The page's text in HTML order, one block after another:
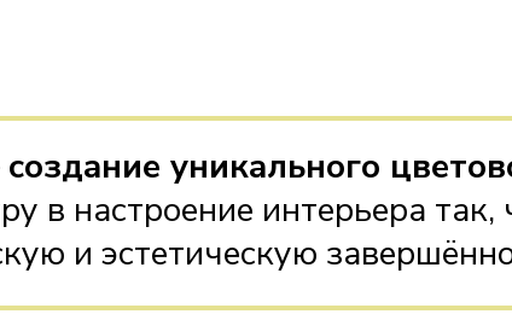
создание уникального
в настроение интерьера так,
и эстетическую